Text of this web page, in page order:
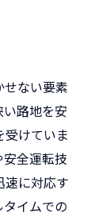
ない要素
路地を安
けていま
全運転技
速に対応す
イムでの